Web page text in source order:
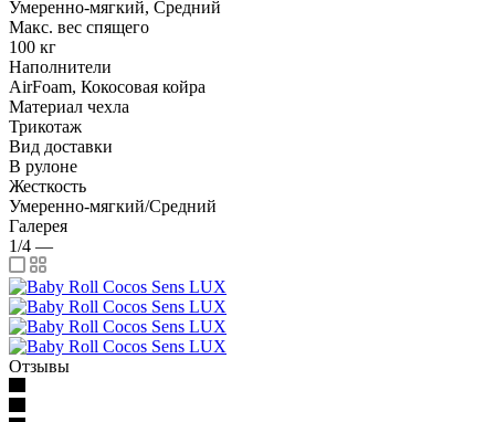
Умеренно-мягкий, Средний
Макс. вес спящего
100 кг
Наполнители
AirFoam, Кокосовая койра
Материал чехла
Трикотаж
Вид доставки
В рулоне
Жесткость
Умеренно-мягкий/Средний
Галерея
1/4 —
Отзывы